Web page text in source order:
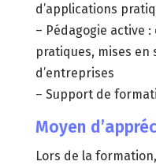
d’applications
– Pédagogie active
pratiques, mises en
d’entreprises
– Support de
Moyen
Lors de la